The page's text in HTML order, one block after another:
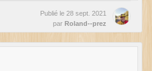
Publié le 28 sept. 2021
par Roland--prez